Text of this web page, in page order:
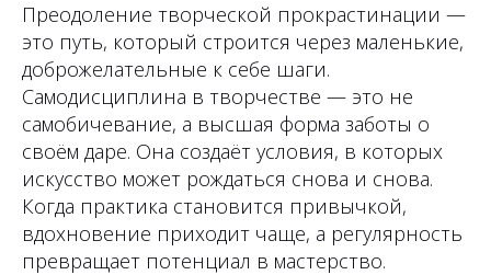
Преодоление творческой прокрастинации —
это путь, который строится через маленькие,
доброжелательные к себе шаги.
Самодисциплина в творчестве — это не
самобичевание, а высшая форма заботы о
своём даре. Она создаёт условия, в которых
искусство может рождаться снова и снова.
Когда практика становится привычкой,
вдохновение приходит чаще, а регулярность
превращает потенциал в мастерство.